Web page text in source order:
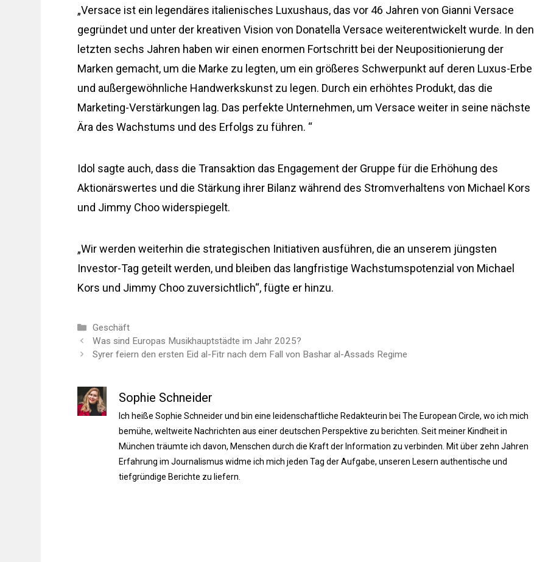
„Versace ist ein legendäres italienisches Luxushaus, das vor 46 Jahren von Gianni Versace
gegründet und unter der kreativen Vision von Donatella Versace weiterentwickelt wurde. In den
letzten sechs Jahren haben wir einen enormen Fortschritt bei der Neupositionierung der
Marken gemacht, um die Marke zu legten, um ein größeres Schwerpunkt auf deren Luxus-Erbe
und außergewöhnliche Handwerkskunst zu legen. Durch ein erhöhtes Produkt, das die
Marketing-Verstärkungen lag. Das perfekte Unternehmen, um Versace weiter in seine nächste
Ära des Wachstums und des Erfolgs zu führen. “
Idol sagte auch, dass die Transaktion das Engagement der Gruppe für die Erhöhung des
Aktionärswertes und die Stärkung ihrer Bilanz während des Stromverhaltens von Michael Kors
und Jimmy Choo widerspiegelt.
„Wir werden weiterhin die strategischen Initiativen ausführen, die an unserem jüngsten
Investor-Tag geteilt werden, und bleiben das langfristige Wachstumspotenzial von Michael
Kors und Jimmy Choo zuversichtlich“, fügte er hinzu.
Kategorien
Geschäft
Was sind Europas Musikhauptstädte im Jahr 2025?
Syrer feiern den ersten Eid al-Fitr nach dem Fall von Bashar al-Assads Regime
Sophie Schneider
Ich heiße Sophie Schneider und bin eine leidenschaftliche Redakteurin bei The European Circle, wo ich mich
bemühe, weltweite Nachrichten aus einer deutschen Perspektive zu berichten. Seit meiner Kindheit in
München träumte ich davon, Menschen durch die Kraft der Information zu verbinden. Mit über zehn Jahren
Erfahrung im Journalismus widme ich mich jeden Tag der Aufgabe, unseren Lesern authentische und
tiefgründige Berichte zu liefern.